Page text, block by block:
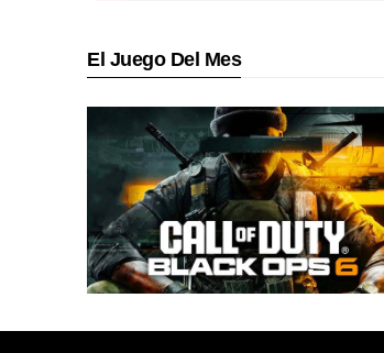
El Juego Del Mes